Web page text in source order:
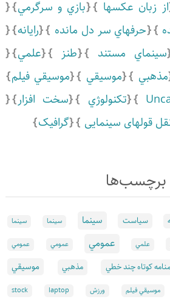
از زبان عکسها
بازي و سرگرمي
حرفهاي سر دل مانده
رايانه
سينماي مستند طنز
علمي
مذهبي موسيقي
موسيقي فيلم
تكنولوژي
سخت افزار
قولهای سینمایی گرافیک
برچسب‌ها
سياست سينما سينما سينما
علمي عمومي عمومي عمومي
كوتاه چند خطي مذهبي موسيقي
موسيقي فيلم ورزش laptop
stock